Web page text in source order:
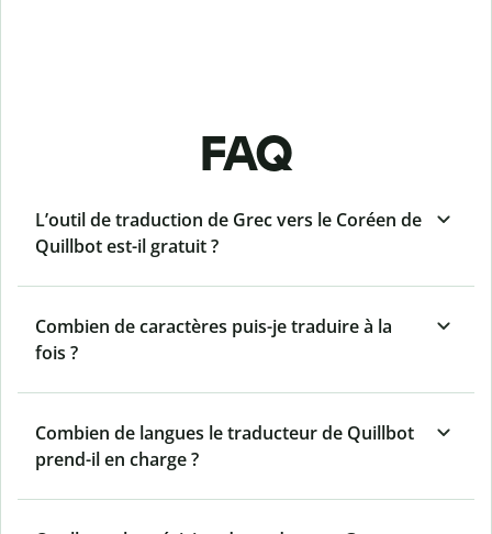
FAQ
L’outil de traduction de Grec vers le Coréen de
Quillbot est-il gratuit ?
Combien de caractères puis-je traduire à la
fois ?
Combien de langues le traducteur de Quillbot
prend-il en charge ?